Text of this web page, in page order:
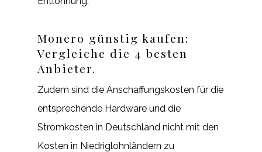
Monero günstig kaufen:
Vergleiche die 4 besten
Anbieter.
Zudem sind die Anschaffungskosten für die
entsprechende Hardware und die
Stromkosten in Deutschland nicht mit den
Kosten in Niedriglohnländern zu